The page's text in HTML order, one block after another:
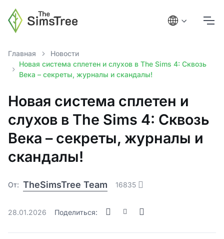
Главная
Новости
Новая система сплетен и слухов в The Sims 4: Сквозь
Века – секреты, журналы и скандалы!
Новая система сплетен и
слухов в The Sims 4: Сквозь
Века – секреты, журналы и
скандалы!
От: TheSimsTree Team 16835
28.01.2026 Поделиться: